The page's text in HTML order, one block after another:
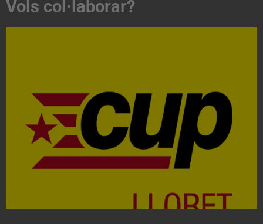
Vols col·laborar?
Contacta'ns i treballa per fer realitat el projecte de
l'esquerra independentista i anticapitalista
CONTACTA